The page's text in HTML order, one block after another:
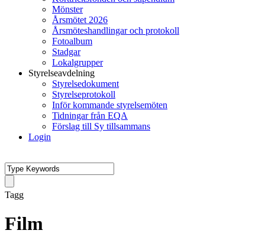
Mönster
Årsmötet 2026
Årsmöteshandlingar och protokoll
Fotoalbum
Stadgar
Lokalgrupper
Styrelseavdelning
Styrelsedokument
Styrelseprotokoll
Inför kommande styrelsemöten
Tidningar från EQA
Förslag till Sy tillsammans
Login
Tagg
Film